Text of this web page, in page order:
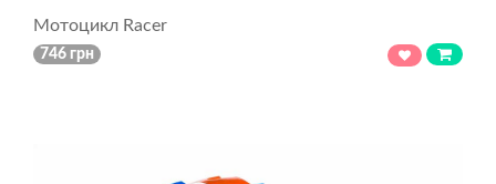
Мотоцикл Racer
746 грн